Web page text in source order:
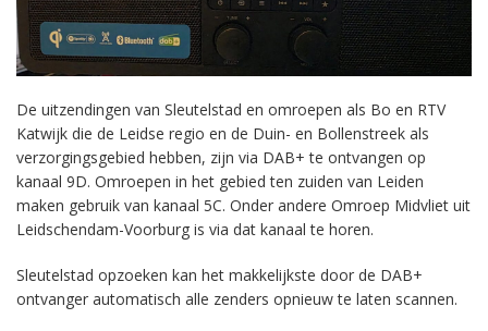
De uitzendingen van Sleutelstad en omroepen als Bo en RTV
Katwijk die de Leidse regio en de Duin- en Bollenstreek als
verzorgingsgebied hebben, zijn via DAB+ te ontvangen op
kanaal 9D. Omroepen in het gebied ten zuiden van Leiden
maken gebruik van kanaal 5C. Onder andere Omroep Midvliet uit
Leidschendam-Voorburg is via dat kanaal te horen.
Sleutelstad opzoeken kan het makkelijkste door de DAB+
ontvanger automatisch alle zenders opnieuw te laten scannen.